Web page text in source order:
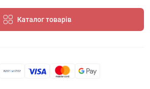
Каталог товарів